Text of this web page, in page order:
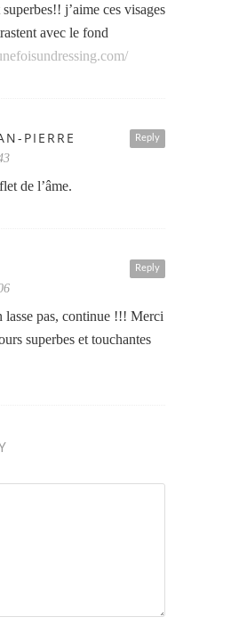
j’aime ces visages
avec le fond
Reply
PIERRE
de l’âme.
Reply
lasse pas, continue !!! Merci
superbes et touchantes